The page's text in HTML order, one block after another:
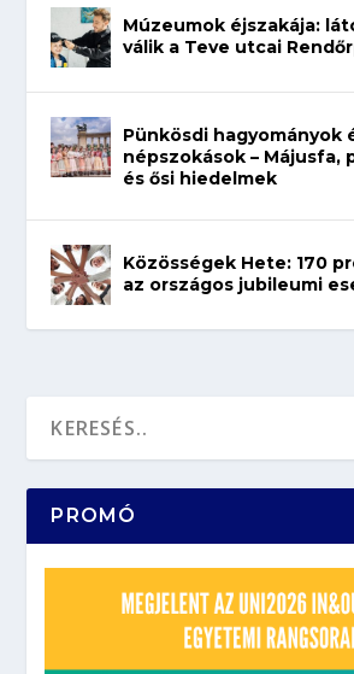
Múzeumok éjszakája:
válik a Teve utcai
Pünkösdi hagyományok
népszokások – Májusfa,
és ősi hiedelmek
Közösségek Hete: 170
az országos jubileumi
PROMÓ